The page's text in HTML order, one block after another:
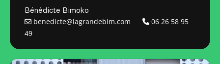
Bénédicte Bimoko
benedicte@lagrandebim.com
06 26 58 95
49